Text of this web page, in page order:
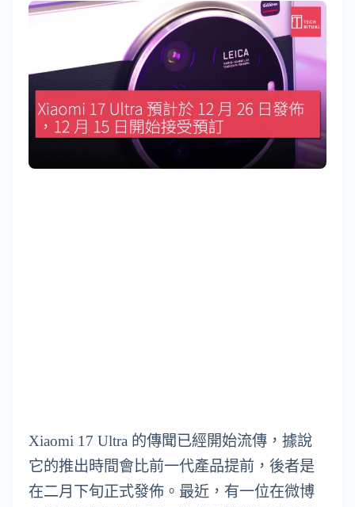
Xiaomi 17 Ultra 的傳聞已經開始流傳，據說
它的推出時間會比前一代產品提前，後者是
在二月下旬正式發佈。最近，有一位在微博